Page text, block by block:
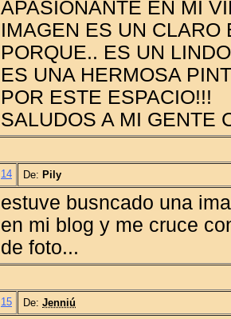
APASIONANTE EN MI
IMAGEN ES UN CLARO
PORQUE.. ES UN
ES UNA HERMOSA
POR ESTE ESPACIO!!!
SALUDOS A MI GENTE
14 De: Pily
estuve busncado una
en mi blog y me cruce
de foto...
15 De: Jenniú